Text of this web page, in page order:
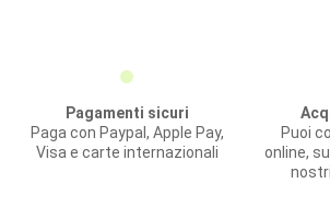
Pagamenti sicuri
Paga con Paypal, Apple Pay,
Visa e carte internazionali
Puoi
online,